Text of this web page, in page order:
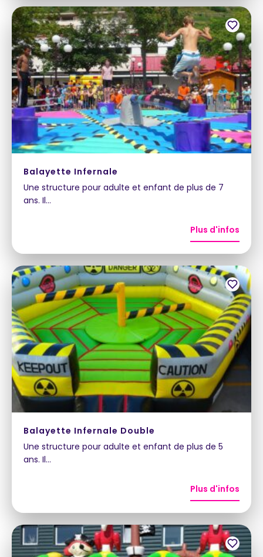
Balayette Infernale
Une structure pour adulte et enfant de plus de 7
ans. Il…
Plus d'infos
Balayette Infernale Double
Une structure pour adulte et enfant de plus de 5
ans. Il…
Plus d'infos